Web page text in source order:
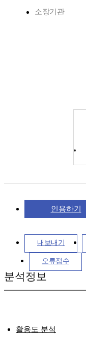
소장기관
인용하기
내보내기
오류접수
분석정보
활용도 분석